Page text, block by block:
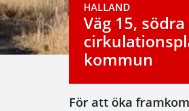
HALLAND
Väg 15,
kommun
För att öka